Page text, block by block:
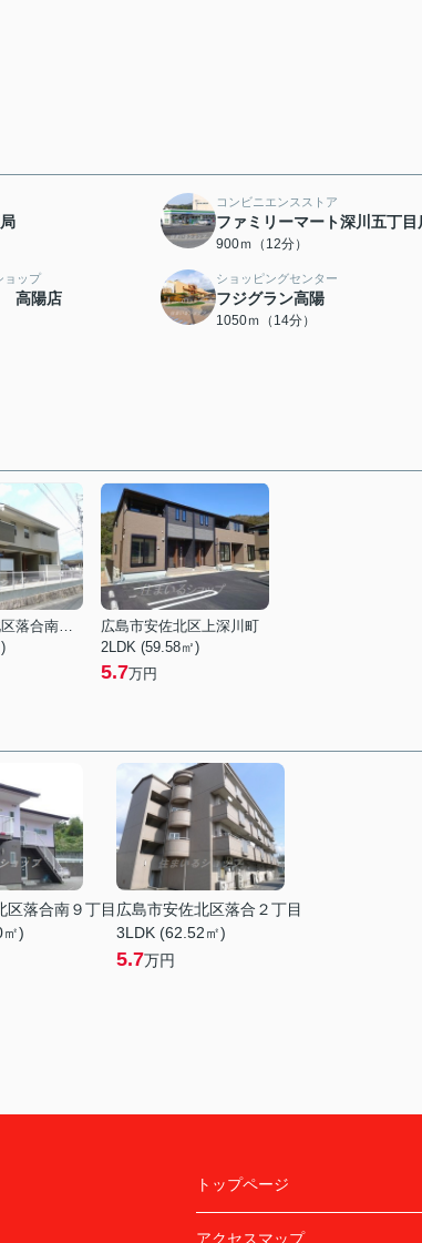
コンビニエンスストア
ファミリーマート深川五丁目
900ｍ（12分）
ョップ
高陽店
ショッピングセンター
フジグラン高陽
1050ｍ（14分）
広島市安佐北区落合南９丁目
広島市安佐北区上深川町
2LDK (59.58㎡)
5.7万円
区落合南９丁目
)
広島市安佐北区落合２丁目
3LDK (62.52㎡)
5.7万円
トップページ
アクセスマップ